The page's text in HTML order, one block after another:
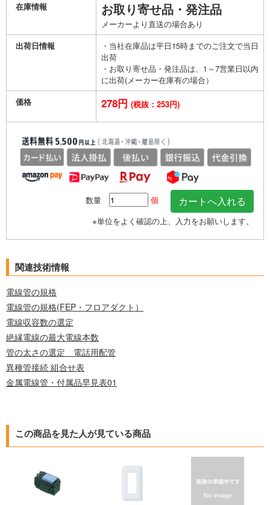
在庫情報
お取り寄せ品・発注品
メーカーより直送の場合あり
出荷日情報
・当社在庫品は平日15時までのご注文で当日
出荷
・お取り寄せ品・発注品は、1～7営業日以内
に出荷(メーカー在庫有の場合）
価格
278円 (税抜：253円)
数量
個
※単位をよく確認の上、入力をお願いします。
関連技術情報
電線管の規格
電線管の規格(FEP・フロアダクト）
電線収容数の選定
絶縁電線の最大電線本数
管の太さの選定 電話用配管
異種管接続 組合せ表
金属電線管・付属品早見表01
この商品を見た人が見ている商品